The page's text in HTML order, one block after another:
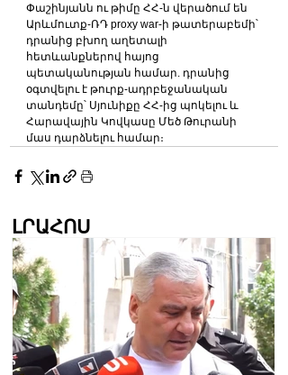
Փաշինյանն ու թիմը ՀՀ-ն վերածում են
Արևմուտք-ՌԴ proxy war-ի թատերաբեմի՝
դրանից բխող աղետալի
հետևանքներով հայոց
պետականության համար. դրանից
օգտվելու է թուրք-ադրբեջանական
տանդեմը՝ Սյունիքը ՀՀ-ից պոկելու և
Հարավային Կովկասը Մեծ Թուրանի
մաս դարձնելու համար։
ԼՐԱՀՈՍ